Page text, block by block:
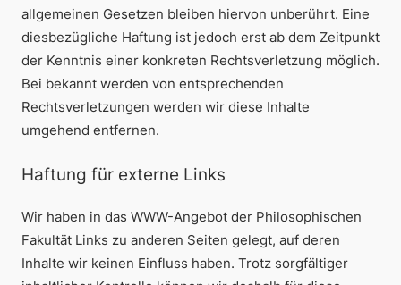
allgemeinen Gesetzen bleiben hiervon unberührt. Eine
diesbezügliche Haftung ist jedoch erst ab dem Zeitpunkt
der Kenntnis einer konkreten Rechtsverletzung möglich.
Bei bekannt werden von entsprechenden
Rechtsverletzungen werden wir diese Inhalte
umgehend entfernen.
Haftung für externe Links
Wir haben in das WWW-Angebot der Philosophischen
Fakultät Links zu anderen Seiten gelegt, auf deren
Inhalte wir keinen Einfluss haben. Trotz sorgfältiger